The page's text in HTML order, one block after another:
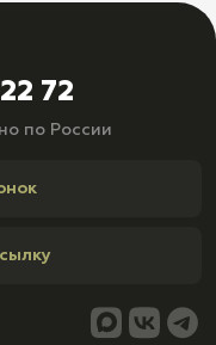
72
по России